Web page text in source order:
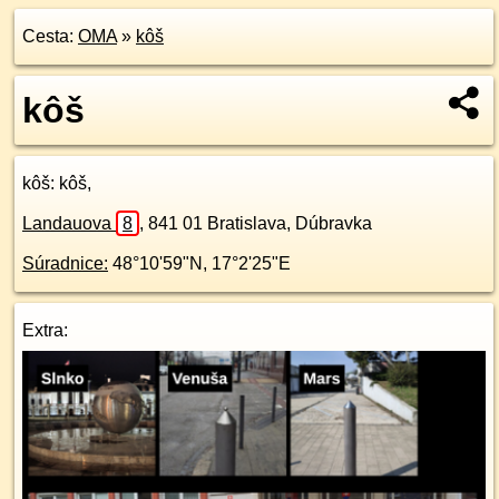
Cesta: OMA» kôš
kôš
kôš: kôš,
Landauova 8 , 841 01 Bratislava, Dúbravka
Súradnice: 48°10'59"N , 17°2'25"E
Extra: